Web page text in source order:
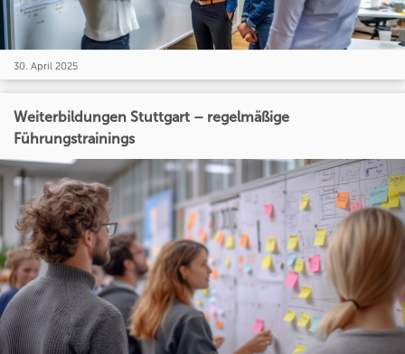
30. April 2025
Weiterbildungen Stuttgart – regelmäßige
Führungstrainings